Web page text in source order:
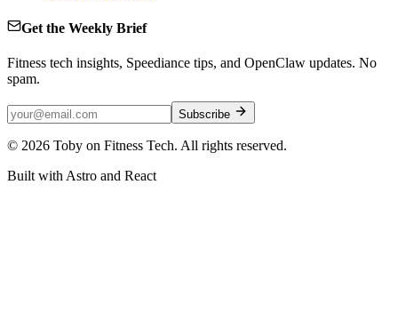
Get the Weekly Brief
Fitness tech insights, Speediance tips, and OpenClaw updates. No
spam.
Subscribe
© 2026 Toby on Fitness Tech. All rights reserved.
Built with Astro and React